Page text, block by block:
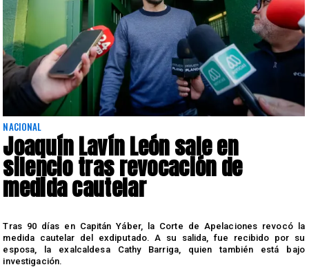
NACIONAL
Joaquín Lavín León sale en
silencio tras revocación de
medida cautelar
Tras 90 días en Capitán Yáber, la Corte de Apelaciones revocó la
medida cautelar del exdiputado. A su salida, fue recibido por su
esposa, la exalcaldesa Cathy Barriga, quien también está bajo
investigación.